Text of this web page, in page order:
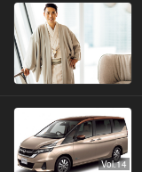
Vol.14